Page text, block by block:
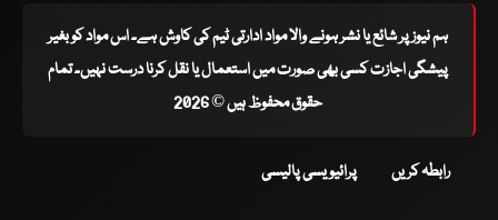
ہم نیوز پر شائع یا نشر ہونے والا مواد ادارتی ٹیم کی کاوش ہے۔ اس مواد کو بغیر
پیشگی اجازت کسی بھی صورت میں استعمال یا نقل کرنا درست نہیں۔ تمام
حقوق محفوظ ہیں © 2026
رابطہ کریں پرائیویسی پالیسی